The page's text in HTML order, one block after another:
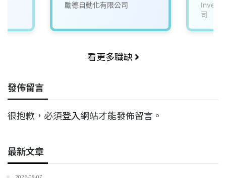
勵德自動化有限公司
司
看更多職缺
發佈留言
很抱歉，必須登入網站才能發佈留言。
最新文章